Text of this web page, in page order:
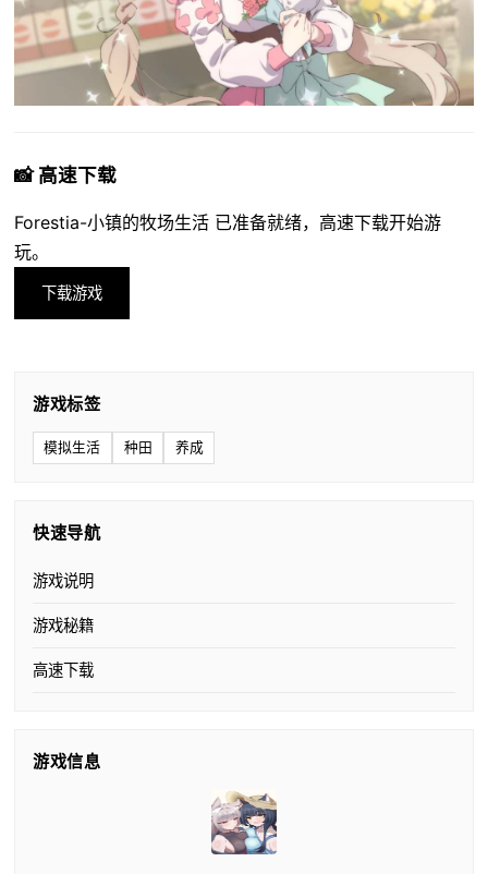
📸 高速下载
Forestia-小镇的牧场生活 已准备就绪，高速下载开始游
玩。
下载游戏
游戏标签
模拟生活 种田 养成
快速导航
游戏说明
游戏秘籍
高速下载
游戏信息